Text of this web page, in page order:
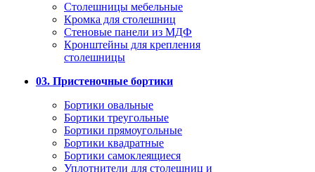
Столешницы мебельные
Кромка для столешниц
Стеновые панели из МДФ
Кронштейны для крепления
столешницы
03. Пристеночные бортики
Бортики овальные
Бортики треугольные
Бортики прямоугольные
Бортики квадратные
Бортики самоклеящиеся
Уплотнители для столешниц и